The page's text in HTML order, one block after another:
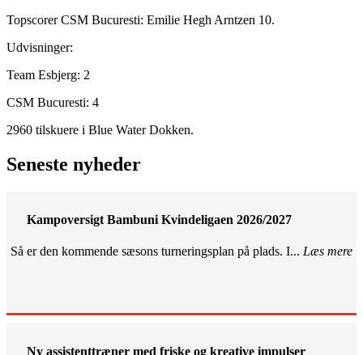
Topscorer CSM Bucuresti: Emilie Hegh Arntzen 10.
Udvisninger:
Team Esbjerg: 2
CSM Bucuresti: 4
2960 tilskuere i Blue Water Dokken.
Seneste nyheder
Kampoversigt Bambuni Kvindeligaen 2026/2027
Så er den kommende sæsons turneringsplan på plads. I... Læs mere
Ny assistenttræner med friske og kreative impulser